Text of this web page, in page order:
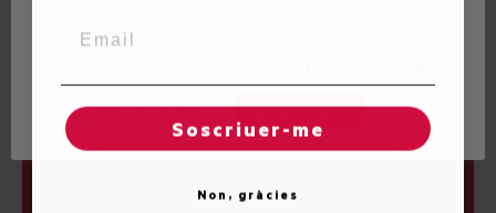
En hèr clic en "Acceptar totes", accèpte er emplec de
TOTES es "cookies". Totun, pòt visitar "Configuracion
Reglatges de "cookies" Acceptar totes
Soscriuer-me
Non, gràcies